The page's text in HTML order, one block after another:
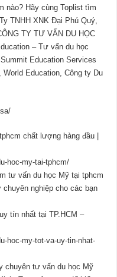
nào? Hãy cùng Toplist tìm
TNHH XNK Đại Phú Quý,
TY TƯ VẤN DU HỌC
– Tư vấn du học
Education Services
Education, Công ty Du
chất lượng hàng đầu |
hoc-my-tai-tphcm/
tư vấn du học Mỹ tại tphcm
nghiệp cho các bạn
tín nhất tại TP.HCM –
hoc-my-tot-va-uy-tin-nhat-
chuyên tư vấn du học Mỹ